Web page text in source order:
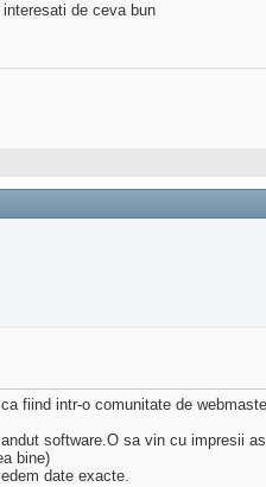
de ceva bun
fiind intr-o comunitate de
software.O sa vin cu impresii
bine)
date exacte.